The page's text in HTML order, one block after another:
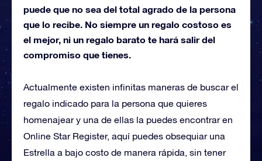
puede que no sea del total agrado de la persona
que lo recibe. No siempre un regalo costoso es
el mejor, ni un regalo barato te hará salir del
compromiso que tienes.
Actualmente existen infinitas maneras de buscar el
regalo indicado para la persona que quieres
homenajear y una de ellas la puedes encontrar en
Online Star Register, aquí puedes obsequiar una
Estrella a bajo costo de manera rápida, sin tener